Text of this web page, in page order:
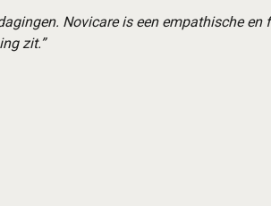
Novicare is een empathische en
zit.”